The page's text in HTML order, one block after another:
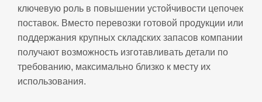
ключевую роль в повышении устойчивости цепочек
поставок. Вместо перевозки готовой продукции или
поддержания крупных складских запасов компании
получают возможность изготавливать детали по
требованию, максимально близко к месту их
использования.